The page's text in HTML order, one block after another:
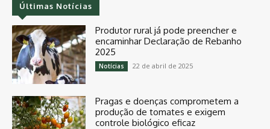
Últimas Notícias
Produtor rural já pode preencher e
encaminhar Declaração de Rebanho
2025
Notícias 22 de abril de 2025
Pragas e doenças comprometem a
produção de tomates e exigem
controle biológico eficaz